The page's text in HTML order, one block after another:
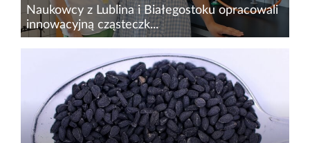
Naukowcy z Lublina i Białegostoku opracowali
innowacyjną cząsteczk...
Badaczki z Uniwersytetu Medycznego w
Lublinie, we współpracy z naukowcami z
Uniwersytetu Medycznego w
Białymstoku,&nbsp;opracowały nową
cząsteczkę chemiczną z grupy tiadiazoli.
Zaprojektowany związek...